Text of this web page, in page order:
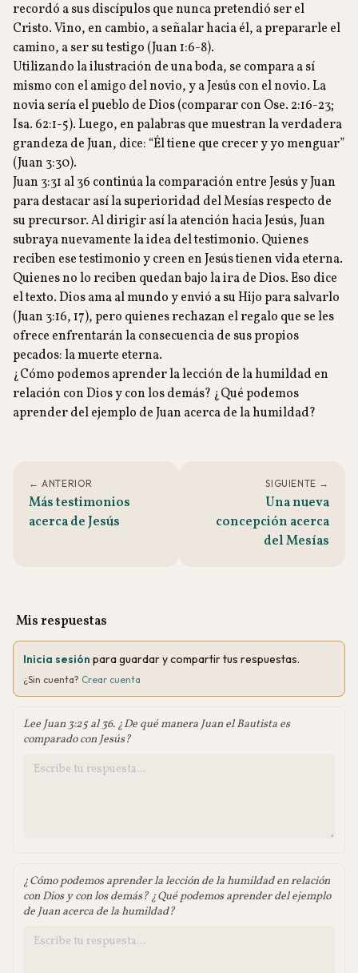
recordó a sus discípulos que nunca pretendió ser el
Cristo. Vino, en cambio, a señalar hacia él, a prepararle el
camino, a ser su testigo (Juan 1:6-8).
Utilizando la ilustración de una boda, se compara a sí
mismo con el amigo del novio, y a Jesús con el novio. La
novia sería el pueblo de Dios (comparar con Ose. 2:16-23;
Isa. 62:1-5). Luego, en palabras que muestran la verdadera
grandeza de Juan, dice: “Él tiene que crecer y yo menguar”
(Juan 3:30).
Juan 3:31 al 36 continúa la comparación entre Jesús y Juan
para destacar así la superioridad del Mesías respecto de
su precursor. Al dirigir así la atención hacia Jesús, Juan
subraya nuevamente la idea del testimonio. Quienes
reciben ese testimonio y creen en Jesús tienen vida eterna.
Quienes no lo reciben quedan bajo la ira de Dios. Eso dice
el texto. Dios ama al mundo y envió a su Hijo para salvarlo
(Juan 3:16, 17), pero quienes rechazan el regalo que se les
ofrece enfrentarán la consecuencia de sus propios
pecados: la muerte eterna.
¿Cómo podemos aprender la lección de la humildad en
relación con Dios y con los demás? ¿Qué podemos
aprender del ejemplo de Juan acerca de la humildad?
← ANTERIOR
Más testimonios
acerca de Jesús
SIGUIENTE →
Una nueva
concepción acerca
del Mesías
Mis respuestas
Inicia sesión para guardar y compartir tus respuestas.
¿Sin cuenta? Crear cuenta
Lee Juan 3:25 al 36. ¿De qué manera Juan el Bautista es
comparado con Jesús?
¿Cómo podemos aprender la lección de la humildad en relación
con Dios y con los demás? ¿Qué podemos aprender del ejemplo
de Juan acerca de la humildad?